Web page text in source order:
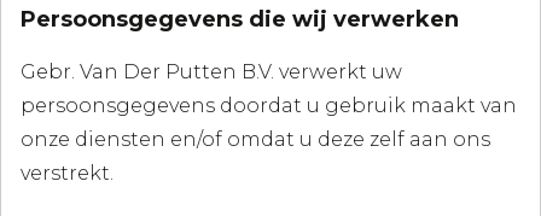
Persoonsgegevens die wij verwerken
Gebr. Van Der Putten B.V. verwerkt uw
persoonsgegevens doordat u gebruik maakt van
onze diensten en/of omdat u deze zelf aan ons
verstrekt.